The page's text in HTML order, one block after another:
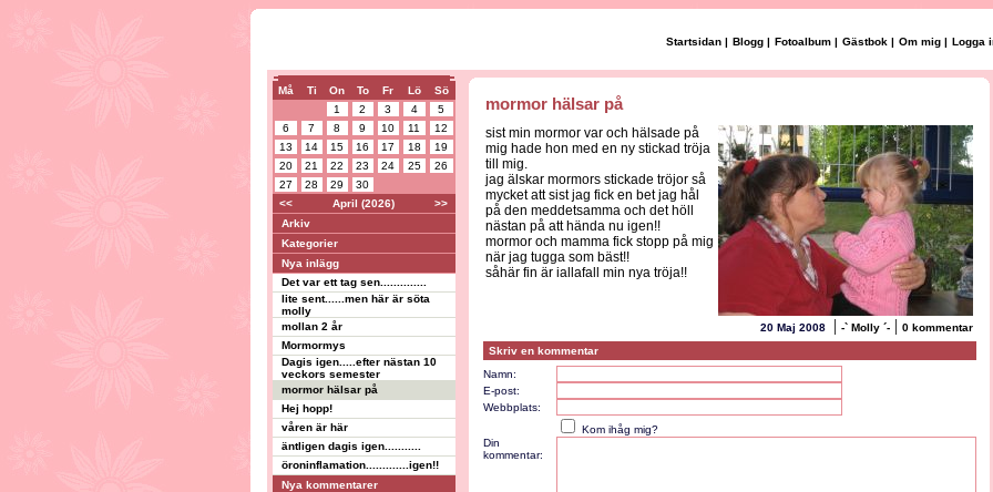
Startsidan | Blogg | Fotoalbum | Gästbok | Om mig | Logga
Må Ti On To Fr Lö
Sö
1
2 3 4
5
6
7 8 9 10 11
12
13
14 15 16 17 18
19
20
21 22 23 24 25
26
27
28 29
30
<<
April (2026)
>>
Arkiv
Kategorier
Nya inlägg
Det var ett tag sen..............
lite sent......men här är söta
molly
mollan 2 år
Mormormys
Dagis igen.....efter nästan 10
veckors semester
mormor hälsar på
Hej hopp!
våren är här
äntligen dagis igen...........
öroninflamation.............igen!!
Nya kommentarer
mormor hälsar på
sist min mormor var och hälsade på
mig hade hon med en ny stickad tröja
till mig.
jag älskar mormors stickade tröjor så
mycket att sist jag fick en bet jag hål
på den meddetsamma och det höll
nästan på att hända nu igen!!
mormor och mamma fick stopp på mig
när jag tugga som bäst!!
såhär fin är iallafall min nya tröja!!
20 Maj 2008 | -` Molly ´- | 0 kommentar
Skriv en kommentar
Namn:
E-post:
Webbplats:
Kom ihåg mig?
Din
kommentar: